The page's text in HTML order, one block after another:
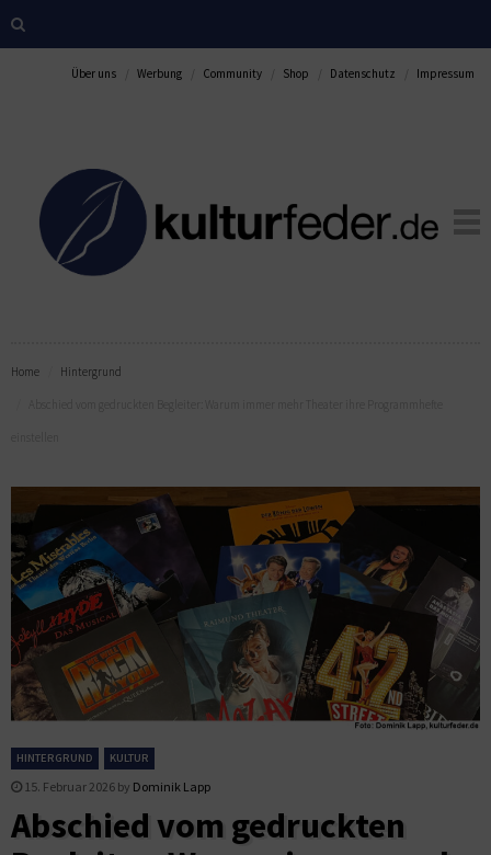
Über uns Werbung Community Shop Datenschutz Impressum
Home Hintergrund
Abschied vom gedruckten Begleiter: Warum immer mehr Theater ihre Programmhefte
HINTERGRUND KULTUR
15. Februar 2026 by Dominik Lapp
Abschied vom gedruckten